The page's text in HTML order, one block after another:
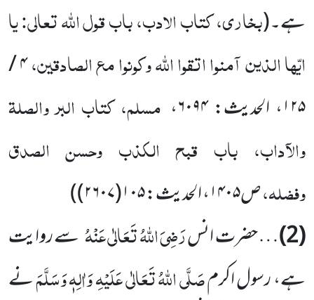
ہے۔(بخاری، کتاب الادب، باب قول اللّٰہ تعالی: یا
ایّہا الذین آمنوا اتقوا اللّٰہ وکونوا مع الصادقین، ۴ /
۱۲۵، الحدیث:۶۰۹۴، مسلم، کتاب البر والصلۃ
والآداب، باب قبح الکذب وحسن الصدق
وفضلہ،ص۱۴۰۵، الحدیث:۱۰۵(۲۶۰۷)
)
(2) … حضرت انسرَضِیَ اللّٰہُ تَعَالٰی عَنْہُسے روایت
ہے، رسول اکرمصَلَّی اللّٰہُ تَعَالٰی عَلَیْہِ وَاٰلِہٖ وَسَلَّمَنے